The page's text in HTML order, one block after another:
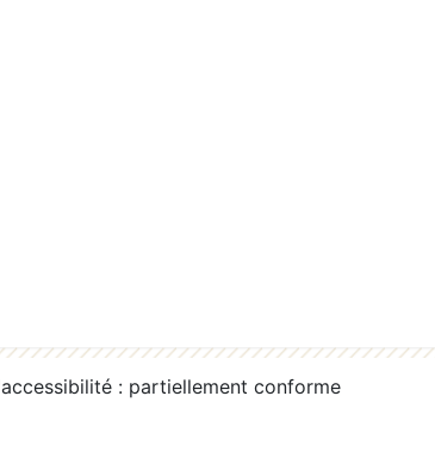
: partiellement conforme